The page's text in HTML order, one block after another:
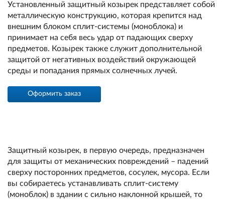
Установленный защитный козырек представляет собой
металлическую конструкцию, которая крепится над
внешним блоком сплит-системы (моноблока) и
принимает на себя весь удар от падающих сверху
предметов. Козырек также служит дополнительной
защитой от негативных воздействий окружающей
среды и попадания прямых солнечных лучей.
Оформить заказ
Защитный козырек, в первую очередь, предназначен
для защиты от механических повреждений – падений
сверху посторонних предметов, сосулек, мусора. Если
вы собираетесь устанавливать сплит-систему
(моноблок) в здании с сильно наклонной крышей, то